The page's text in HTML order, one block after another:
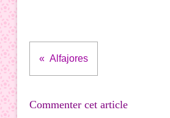
Alfajores
Commenter cet article